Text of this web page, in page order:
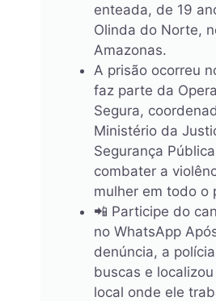
enteada, de 19
Olinda do Norte,
Amazonas.
A prisão ocorreu
faz parte da
Segura,
Ministério da
Segurança
combater a
mulher em todo o
📲 Participe do
no WhatsApp
denúncia, a
buscas e
local onde ele